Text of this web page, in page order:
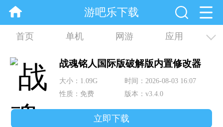
游吧乐下载
首页 单机 网游 应用
资讯 合集
战魂铭人国际版破解版内置修改器
(Otherworld Legends)
大小：1.09G
时间：2026-08-03 16:07
性质：免费
版本：v3.4.0
立即下载